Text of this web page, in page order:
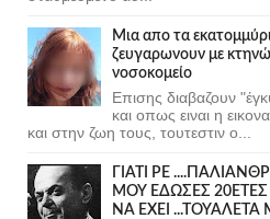
Μια απο τα
ζευγαρωνουν με
νοσοκομείο
Επισης διαβαζουν
και οπως ειναι η
και στην ζωη τους, τουτεστιν ο...
ΓΙΑΤΙ ΡΕ
ΜΟΥ ΕΔΩΣΕΣ 20ΕΤΕΣ
ΝΑ ΕΧΕΙ ...ΤΟΥΑΛΕΤΑ